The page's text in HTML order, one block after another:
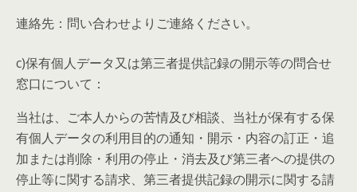
連絡先：問い合わせよりご連絡ください。
c)保有個人データ又は第三者提供記録の開示等の問合せ
窓口について：
当社は、ご本人からの苦情及び相談、当社が保有する保
有個人データの利用目的の通知・開示・内容の訂正・追
加または削除・利用の停止・消去及び第三者への提供の
停止等に関する請求、第三者提供記録の開示に関する請